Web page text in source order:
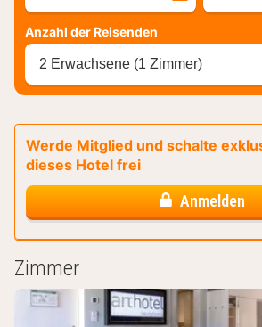
Anzahl der Reisenden
2 Erwachsene (1 Zimmer)
Werde Mitglied und schalte
dieses Hotel frei
Anmelden
Zimmer